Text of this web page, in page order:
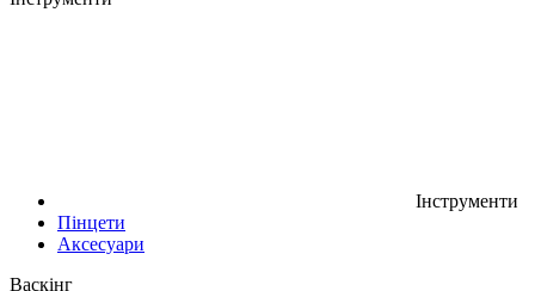
Інструменти
Пінцети
Аксесуари
Васкінг